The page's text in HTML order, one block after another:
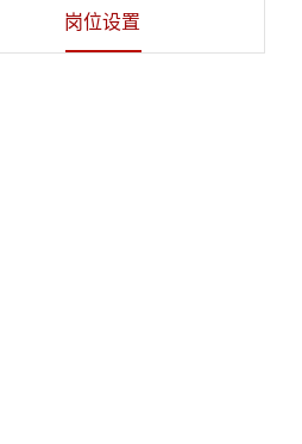
岗位设置